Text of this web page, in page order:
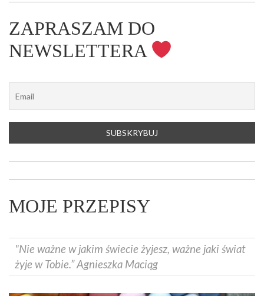
ZAPRASZAM DO
NEWSLETTERA
MOJE PRZEPISY
"Nie ważne w jakim świecie żyjesz, ważne jaki świat
żyje w Tobie.” Agnieszka Maciąg